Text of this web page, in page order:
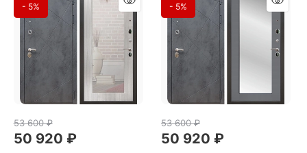
- 5%
53 600 ₽
50 920 ₽
- 5%
53 600 ₽
50 920 ₽